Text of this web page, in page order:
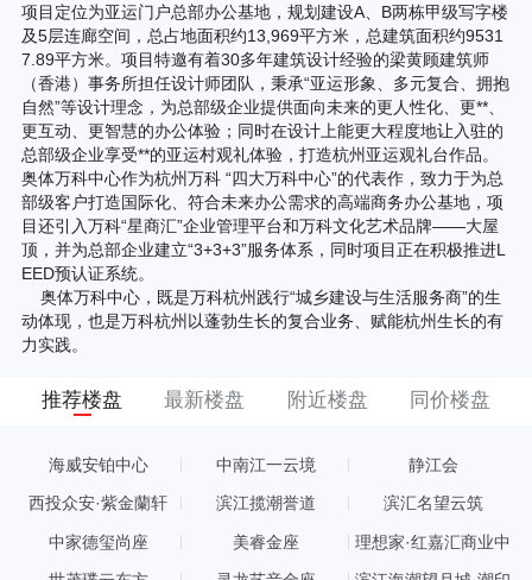
项目定位为亚运门户总部办公基地，规划建设A、B两栋甲级写字楼
及5层连廊空间，总占地面积约13,969平方米，总建筑面积约9531
7.89平方米。项目特邀有着30多年建筑设计经验的梁黄顾建筑师
（香港）事务所担任设计师团队，秉承“亚运形象、多元复合、拥抱
自然”等设计理念，为总部级企业提供面向未来的更人性化、更**、
更互动、更智慧的办公体验；同时在设计上能更大程度地让入驻的
总部级企业享受**的亚运村观礼体验，打造杭州亚运观礼台作品。
奥体万科中心作为杭州万科 “四大万科中心”的代表作，致力于为总
部级客户打造国际化、符合未来办公需求的高端商务办公基地，项
目还引入万科“星商汇”企业管理平台和万科文化艺术品牌——大屋
顶，并为总部企业建立“3+3+3”服务体系，同时项目正在积极推进L
EED预认证系统。
奥体万科中心，既是万科杭州践行“城乡建设与生活服务商”的生
动体现，也是万科杭州以蓬勃生长的复合业务、赋能杭州生长的有
力实践。
推荐楼盘 最新楼盘 附近楼盘 同价楼盘
海威安铂中心 中南江一云境 静江会
西投众安·紫金蘭轩 滨江揽潮誉道 滨汇名望云筑
中家德玺尚座 美睿金座
理想家·红嘉汇商业中